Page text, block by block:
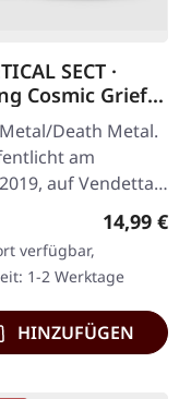
SECT ·
Cosmic Grief |
Death Metal.
am
auf Vendetta
Transparent14,99 €
verfügbar,
1-2 Werktage
HINZUFÜGEN